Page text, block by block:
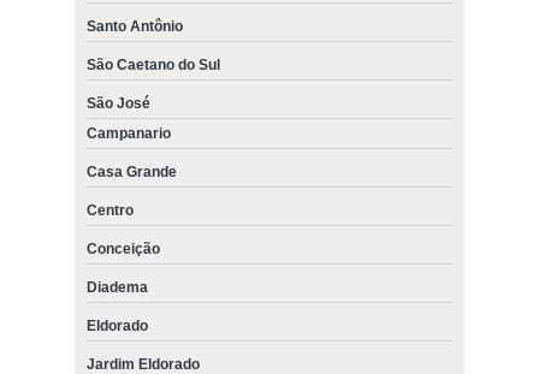
Santo Antônio
São Caetano do Sul
São José
Campanario
Casa Grande
Centro
Conceição
Diadema
Eldorado
Jardim Eldorado